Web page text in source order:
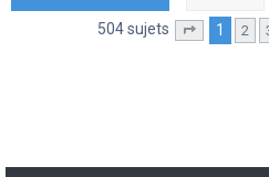
504 sujets Page sur
1 2